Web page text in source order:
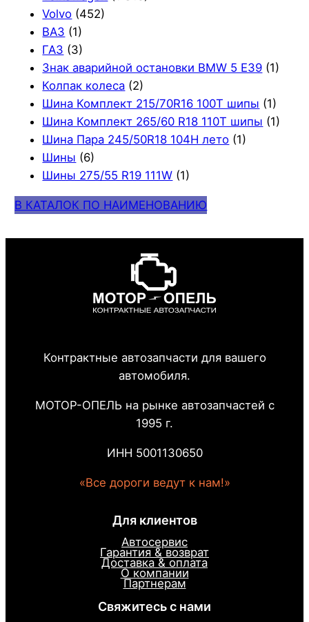
Volvo (452)
ВАЗ (1)
ГАЗ (3)
Знак аварийной остановки BMW 5 E39 (1)
Колпак колеса (2)
Шина Комплект 215/70R16 100T шипы (1)
Шина Комплект 265/60 R18 110T шипы (1)
Шина Пара 245/50R18 104H лето (1)
Шины (6)
Шины 275/55 R19 111W (1)
В КАТАЛОК ПО НАИМЕНОВАНИЮ
Контрактные автозапчасти для вашего
автомобиля.
МОТОР-ОПЕЛЬ на рынке автозапчастей с
1995 г.
ИНН 5001130650
«Все дороги ведут к нам!»
Для клиентов
Автосервис
Гарантия & возврат
Доставка & оплата
О компании
Партнерам
Свяжитесь с нами